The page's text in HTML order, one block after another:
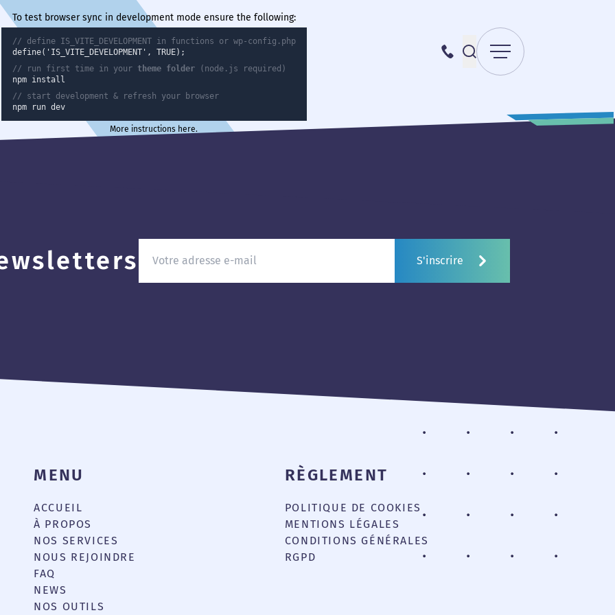
087 70 98 00
Recherche pour :
Envoyer la recherche
Menu
To test browser sync in development mode ensure the following:
// define IS_VITE_DEVELOPMENT in functions or wp-config.php
define('IS_VITE_DEVELOPMENT', TRUE);
// run first time in your theme folder(node.js required)
npm install
// start development & refresh your browser
npm run dev
More instructions here.
S'inscrire
MENU
ACCUEIL
À PROPOS
NOS SERVICES
NOUS REJOINDRE
FAQ
NEWS
NOS OUTILS
RÈGLEMENT
POLITIQUE DE COOKIES
MENTIONS LÉGALES
CONDITIONS GÉNÉRALES
RGPD